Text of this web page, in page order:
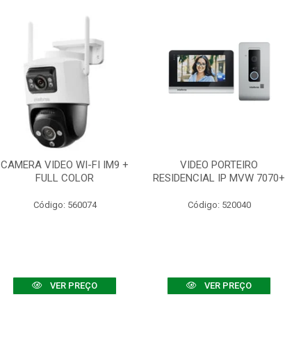
CAMERA VIDEO WI-FI IM9 +
FULL COLOR
Código: 560074
VER PREÇO
VIDEO PORTEIRO
RESIDENCIAL IP MVW 7070+
Código: 520040
VER PREÇO